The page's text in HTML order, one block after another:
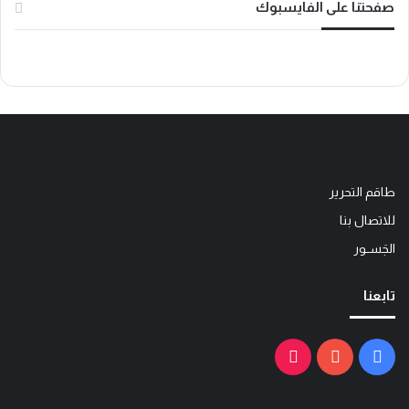
صفحتنا على الفايسبوك
طاقم التحرير
للاتصال بنا
الجَســور
تابعنا
فيسبوكيوتيوب ‫TikTok